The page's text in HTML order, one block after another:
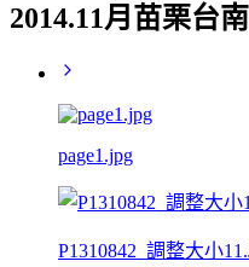
2014.11月苗栗台
page1.jpg
P1310842_調整大小